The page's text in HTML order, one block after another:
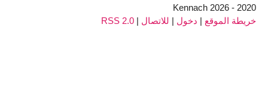
2020 - 2026 Kennach
خريطة الموقع | دخول | للاتصال |
RSS 2.0